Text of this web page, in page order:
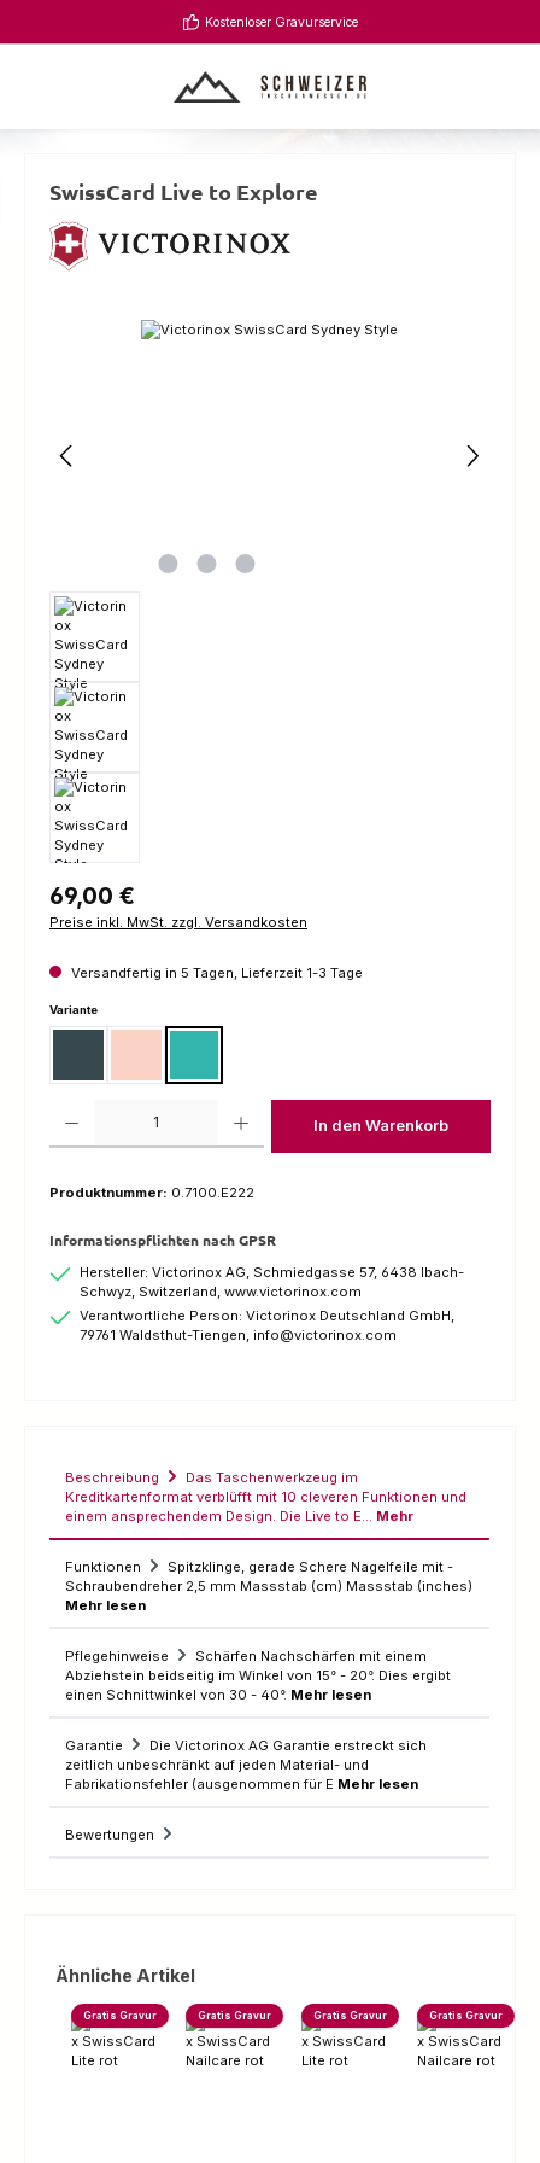
Kostenloser Gravurservice
SwissCard Live to Explore
Bildergalerie überspringen
Regulärer Preis:
69,00 €
Preise inkl. MwSt. zzgl. Versandkosten
Versandfertig in 5 Tagen, Lieferzeit 1-3 Tage
Varianteauswählen
In den Warenkorb
Produktnummer: 0.7100.E222
Informationspflichten nach GPSR
Hersteller: Victorinox AG, Schmiedgasse 57, 6438 Ibach-
Schwyz, Switzerland, www.victorinox.com
Verantwortliche Person: Victorinox Deutschland GmbH,
79761 Waldsthut-Tiengen, info@victorinox.com
Beschreibung
Das Taschenwerkzeug im
Kreditkartenformat verblüfft mit 10 cleveren Funktionen und
einem ansprechendem Design. Die Live to E… Mehr
Funktionen
Spitzklinge, gerade Schere Nagelfeile mit -
Schraubendreher 2,5 mm Massstab (cm) Massstab (inches)
Mehr lesen
Pflegehinweise
Schärfen Nachschärfen mit einem
Abziehstein beidseitig im Winkel von 15° - 20°. Dies ergibt
einen Schnittwinkel von 30 - 40°. Mehr lesen
Garantie
Die Victorinox AG Garantie erstreckt sich
zeitlich unbeschränkt auf jeden Material- und
Fabrikationsfehler (ausgenommen für E Mehr lesen
Bewertungen
Produktgalerie überspringen
Ähnliche Artikel
Gratis Gravur Gratis Gravur Gratis Gravur Gratis Gravur